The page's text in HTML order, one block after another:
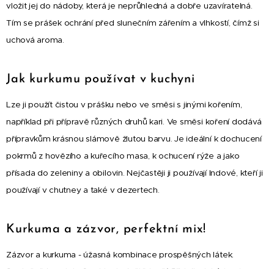
vložit jej do nádoby, která je neprůhledná a dobře uzavíratelná.
Tím se prášek ochrání před slunečním zářením a vlhkostí, čímž si
uchová aroma.
Jak kurkumu používat v kuchyni
Lze ji použít čistou v prášku nebo ve směsi s jinými kořením,
například při přípravě různých druhů kari. Ve směsi koření dodává
přípravkům krásnou slámově žlutou barvu. Je ideální k dochucení
pokrmů z hovězího a kuřecího masa, k ochucení rýže a jako
přísada do zeleniny a obilovin. Nejčastěji ji používají Indové, kteří ji
používají v chutney a také v dezertech.
Kurkuma a zázvor, perfektní mix!
Zázvor a kurkuma - úžasná kombinace prospěšných látek.